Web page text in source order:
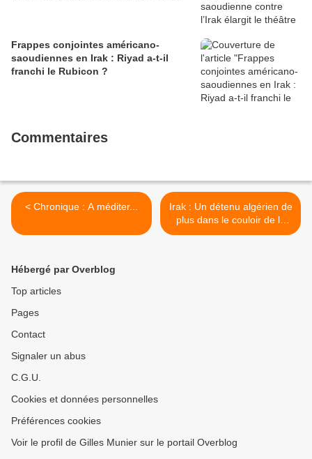
Frappes conjointes américano-
saoudiennes en Irak : Riyad a-t-il
franchi le Rubicon ?
Commentaires
< Chronique : A méditer...
Irak : Un détenu algérien de
plus dans le couloir de la
mort >
Hébergé par Overblog
Top articles
Pages
Contact
Signaler un abus
C.G.U.
Cookies et données personnelles
Préférences cookies
Voir le profil de Gilles Munier sur le portail Overblog